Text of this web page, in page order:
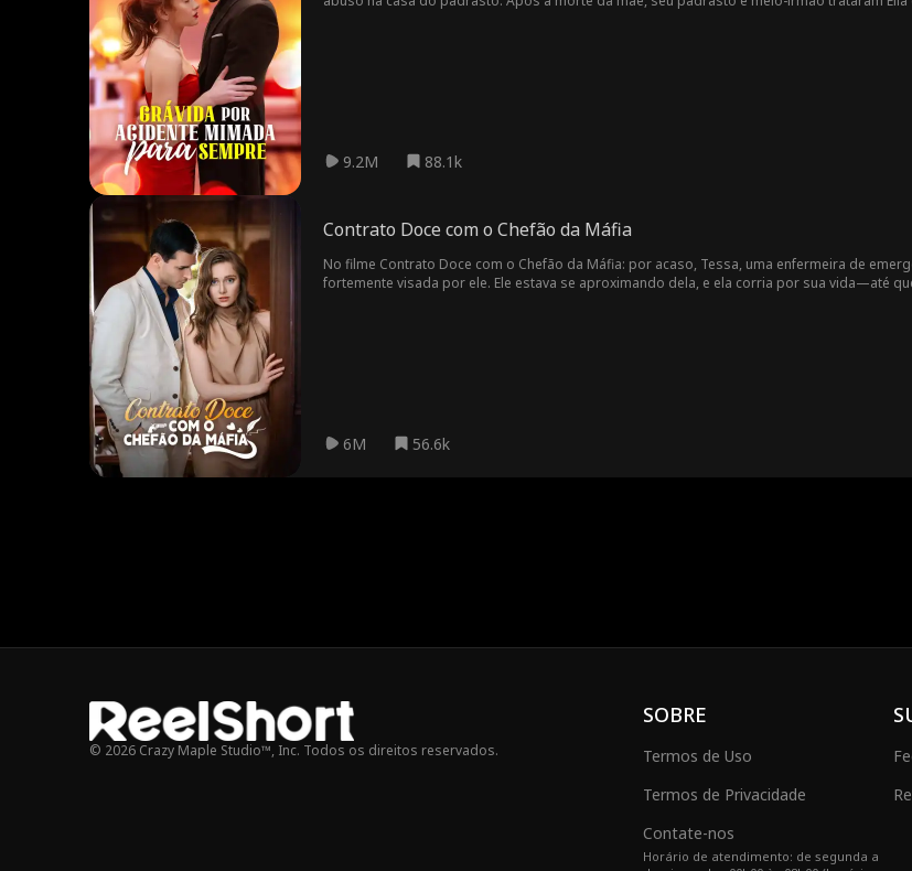
9.2M 88.1k
Contrato Doce com o Chefão da Máfia
No filme Contrato Doce com o Chefão da Máfia: por acaso, Tessa, uma enfermeira de
fortemente visada por ele. Ele estava se aproximando dela, e ela corria por sua vida—até
6M 56.6k
© 2026 Crazy Maple Studio™, Inc. Todos os direitos reservados.
SOBRE
Termos de Uso
Termos de Privacidade
Contate-nos
Horário de atendimento: de segunda a